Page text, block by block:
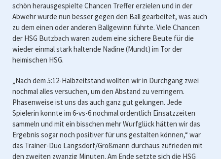
schön herausgespielte Chancen Treffer erzielen und in der
Abwehr wurde nun besser gegen den Ball gearbeitet, was auch
zu dem einen oder anderen Ballgewinn führte. Viele Chancen
der HSG Butzbach waren zudem eine sichere Beute für die
wieder einmal stark haltende Nadine (Mundt) im Tor der
heimischen HSG.
„Nach dem 5:12-Halbzeitstand wollten wir in Durchgang zwei
nochmal alles versuchen, um den Abstand zu verringern.
Phasenweise ist uns das auch ganz gut gelungen. Jede
Spielerin konnte im 6-vs-6 nochmal ordentlich Einsatzzeiten
sammeln und mit ein bisschen mehr Wurfglück hätten wir das
Ergebnis sogar noch positiver für uns gestalten können,“ war
das Trainer-Duo Langsdorf/Großmann durchaus zufrieden mit
den zweiten zwanzig Minuten. Am Ende setzte sich die HSG